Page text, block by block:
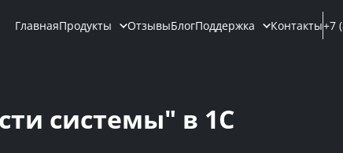
ГлавнаяПродукты ОтзывыБлогПоддержка Контакты+7
системы" в 1С